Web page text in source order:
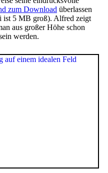
zum Download überlassen
ist 5 MB groß). Alfred zeigt
aus großer Höhe schon
werden.